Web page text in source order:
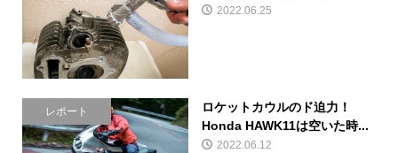
2022.06.25
レポート
ロケットカウルのド迫力！
Honda HAWK11は空いた時...
2022.06.12